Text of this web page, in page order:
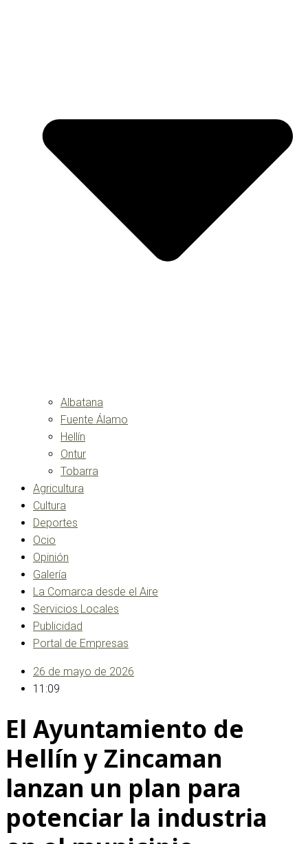
Albatana
Fuente Álamo
Hellín
Ontur
Tobarra
Agricultura
Cultura
Deportes
Ocio
Opinión
Galería
La Comarca desde el Aire
Servicios Locales
Publicidad
Portal de Empresas
26 de mayo de 2026
11:09
El Ayuntamiento de
Hellín y Zincaman
lanzan un plan para
potenciar la industria